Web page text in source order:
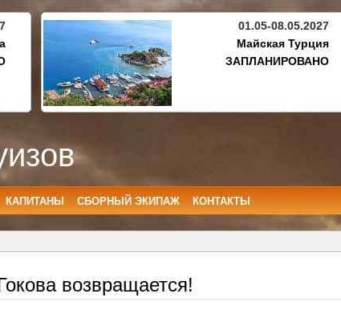
01.05-08.05.2027
Майская Турция
ЗАПЛАНИРОВАНО
КАПИТАНЫ СБОРНЫЙ ЭКИПАЖ КОНТАКТЫ
возвращается!